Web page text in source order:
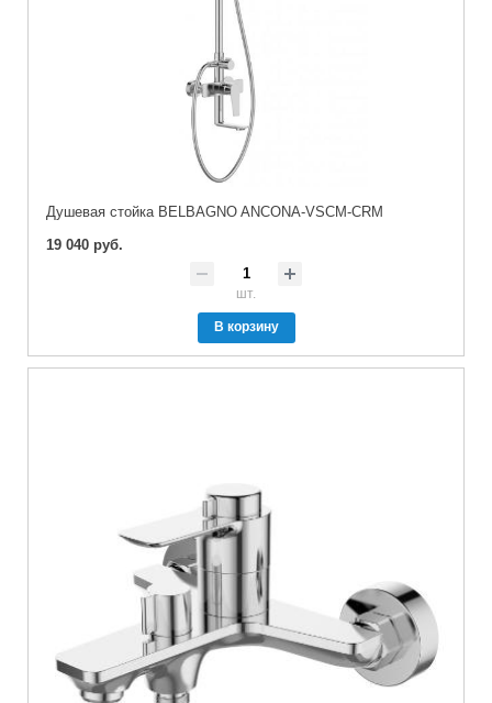
Душевая стойка BELBAGNO ANCONA-VSCM-CRM
19 040 руб.
шт.
В корзину